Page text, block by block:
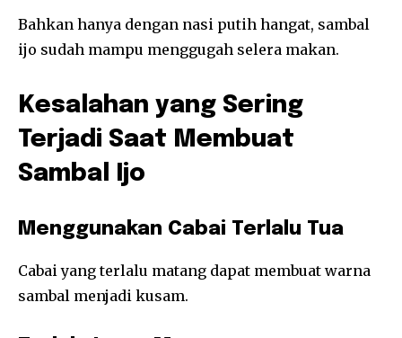
Bahkan hanya dengan nasi putih hangat, sambal
ijo sudah mampu menggugah selera makan.
Kesalahan yang Sering
Terjadi Saat Membuat
Sambal Ijo
Menggunakan Cabai Terlalu Tua
Cabai yang terlalu matang dapat membuat warna
sambal menjadi kusam.